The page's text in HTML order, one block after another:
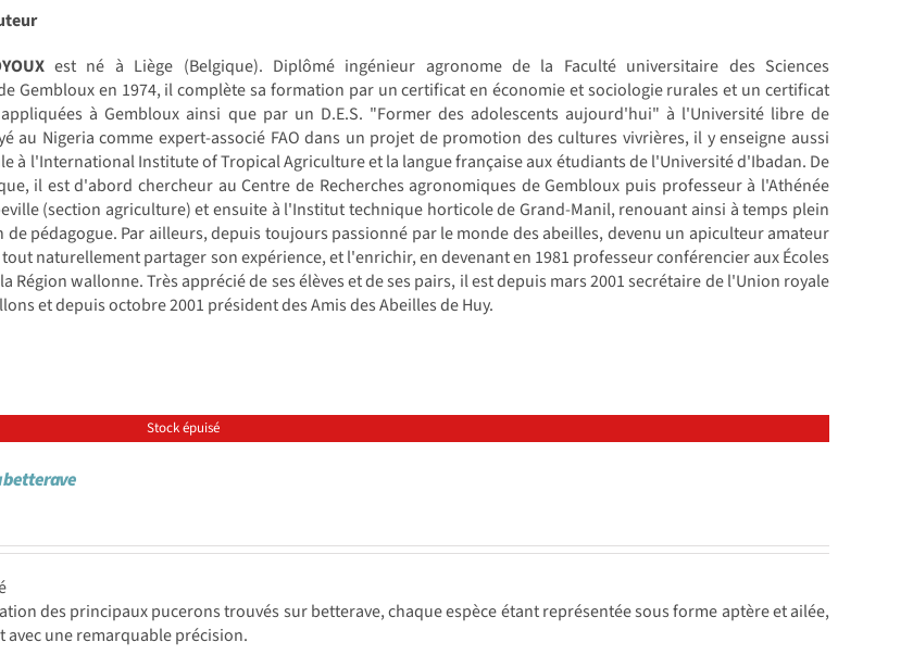
est né à Liège (Belgique). Diplômé ingénieur agronome de la Faculté universitaire des Sciences
Gembloux en 1974, il complète sa formation par un certificat en économie et sociologie rurales et un certificat
à Gembloux ainsi que par un D.E.S. "Former des adolescents aujourd'hui" à l'Université libre de
au Nigeria comme expert-associé FAO dans un projet de promotion des cultures vivrières, il y enseigne aussi
à l'International Institute of Tropical Agriculture et la langue française aux étudiants de l'Université d'Ibadan. De
il est d'abord chercheur au Centre de Recherches agronomiques de Gembloux puis professeur à l'Athénée
(section agriculture) et ensuite à l'Institut technique horticole de Grand-Manil, renouant ainsi à temps plein
de pédagogue. Par ailleurs, depuis toujours passionné par le monde des abeilles, devenu un apiculteur amateur
naturellement partager son expérience, et l'enrichir, en devenant en 1981 professeur conférencier aux Écoles
Région wallonne. Très apprécié de ses élèves et de ses pairs, il est depuis mars 2001 secrétaire de l'Union royale
et depuis octobre 2001 président des Amis des Abeilles de Huy.
Stock épuisé
betterave
des principaux pucerons trouvés sur betterave, chaque espèce étant représentée sous forme aptère et ailée,
avec une remarquable précision.